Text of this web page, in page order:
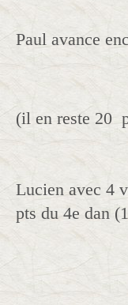
Paul avance
(il en reste 20
Lucien avec 4
pts du 4e dan